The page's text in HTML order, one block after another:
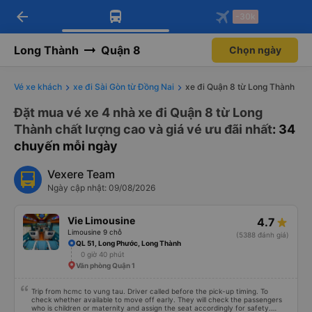
Tải app Vexere ngay!
Nhận ưu đãi thành viên độc
Mở app
Tải app Vexere
-30k/ghế khi đặt vé máy bay qua
Mở app
arrow_back -30k
Long Thành Quận 8 Chọn ngày
Vé xe khách xe đi Sài Gòn từ Đồng Nai xe đi Quận 8 từ Long Thành
Đặt mua vé xe 4 nhà xe đi Quận 8 từ Long
Thành chất lượng cao và giá vé ưu đãi nhất: 34
chuyến mỗi ngày
Vexere Team
Ngày cập nhật: 09/08/2026
Vie Limousine
Limousine 9 chỗ
4.7
(5388 đánh giá)
QL 51, Long Phước, Long Thành
0 giờ 40 phút
Văn phòng Quận 1
Trip from hcmc to vung tau. Driver called before the pick-up timing. To
check whether available to move off early. They will check the passengers
who is children or maternity and assign the seat accordingly for safety.